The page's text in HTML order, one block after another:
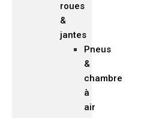
roues
&
jantes
Pneus
&
chambre
à
air